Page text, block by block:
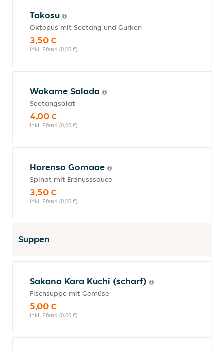
Takosu
Oktopus mit Seetang und Gurken
3,50 €
inkl. Pfand (0,00 €)
Wakame Salada
Seetangsalat
4,00 €
inkl. Pfand (0,00 €)
Horenso Gomaae
Spinat mit Erdnusssauce
3,50 €
inkl. Pfand (0,00 €)
Suppen
Sakana Kara Kuchi (scharf)
Fischsuppe mit Gemüse
5,00 €
inkl. Pfand (0,00 €)